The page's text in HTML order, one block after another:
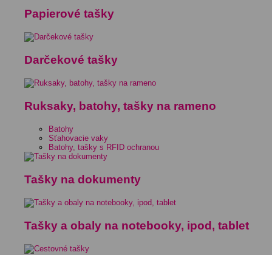
Papierové tašky
Darčekové tašky
Ruksaky, batohy, tašky na rameno
Batohy
Sťahovacie vaky
Batohy, tašky s RFID ochranou
Tašky na dokumenty
Tašky a obaly na notebooky, ipod, tablet